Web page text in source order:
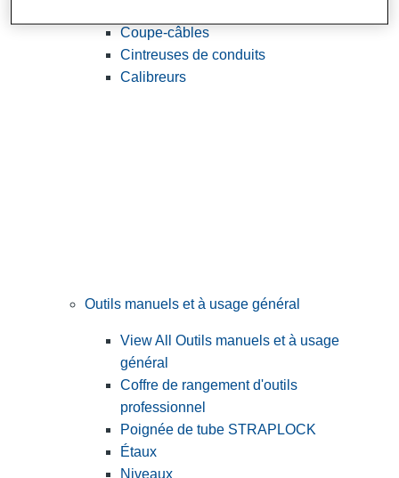
Coupe-câbles
Cintreuses de conduits
Calibreurs
Outils manuels et à usage général
View All Outils manuels et à usage
général
Coffre de rangement d'outils
professionnel
Poignée de tube STRAPLOCK
Étaux
Niveaux